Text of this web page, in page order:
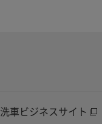
洗車ビジネスサイト